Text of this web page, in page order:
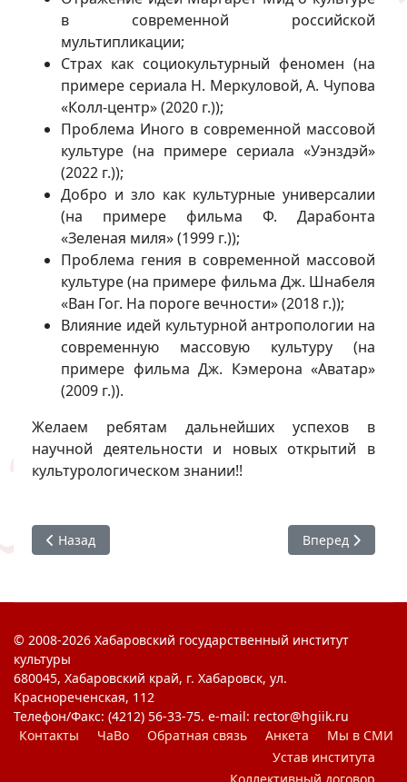
в современной российской
мультипликации;
Страх как социокультурный феномен (на
примере сериала Н. Меркуловой, А. Чупова
«Колл-центр» (2020 г.));
Проблема Иного в современной массовой
культуре (на примере сериала «Уэнздэй»
(2022 г.));
Добро и зло как культурные универсалии
(на примере фильма Ф. Дарабонта
«Зеленая миля» (1999 г.));
Проблема гения в современной массовой
культуре (на примере фильма Дж. Шнабеля
«Ван Гог. На пороге вечности» (2018 г.));
Влияние идей культурной антропологии на
современную массовую культуру (на
примере фильма Дж. Кэмерона «Аватар»
(2009 г.)).
Желаем ребятам дальнейших успехов в
научной деятельности и новых открытий в
культурологическом знании!!
Предыдущий: Защита курсовых работ 225 группы
Назад Следующий:
Вперед
© 2008-2026 Хабаровский государственный институт
культуры
680045, Хабаровский край, г. Хабаровск, ул.
Краснореченская, 112
Телефон/Факс: (4212) 56-33-75. e-mail: rector@hgiik.ru
Контакты
ЧаВо Обратная связь Анкета
Мы в СМИ
Устав института